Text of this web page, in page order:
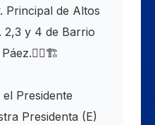
Principal de Altos
2,3 y 4 de Barrio
Presidente
Presidenta (E)